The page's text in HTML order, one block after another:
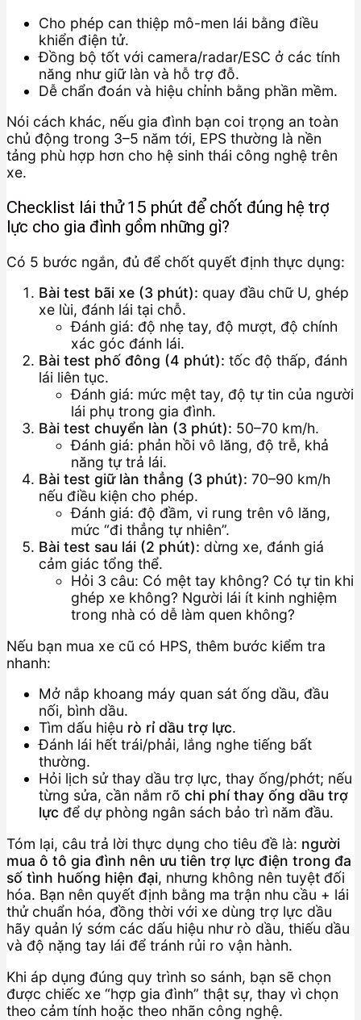
Cho phép can thiệp mô-men lái bằng điều
khiển điện tử.
Đồng bộ tốt với camera/radar/ESC ở các tính
năng như giữ làn và hỗ trợ đỗ.
Dễ chẩn đoán và hiệu chỉnh bằng phần mềm.
Nói cách khác, nếu gia đình bạn coi trọng an toàn
chủ động trong 3–5 năm tới, EPS thường là nền
tảng phù hợp hơn cho hệ sinh thái công nghệ trên
xe.
Checklist lái thử 15 phút để chốt đúng hệ trợ
lực cho gia đình gồm những gì?
Có 5 bước ngắn, đủ để chốt quyết định thực dụng:
Bài test bãi xe (3 phút): quay đầu chữ U, ghép
xe lùi, đánh lái tại chỗ.
Đánh giá: độ nhẹ tay, độ mượt, độ chính
xác góc đánh lái.
Bài test phố đông (4 phút): tốc độ thấp, đánh
lái liên tục.
Đánh giá: mức mệt tay, độ tự tin của người
lái phụ trong gia đình.
Bài test chuyển làn (3 phút): 50–70 km/h.
Đánh giá: phản hồi vô lăng, độ trễ, khả
năng tự trả lái.
Bài test giữ làn thẳng (3 phút): 70–90 km/h
nếu điều kiện cho phép.
Đánh giá: độ đầm, vi rung trên vô lăng,
mức “đi thẳng tự nhiên”.
Bài test sau lái (2 phút): dừng xe, đánh giá
cảm giác tổng thể.
Hỏi 3 câu: Có mệt tay không? Có tự tin khi
ghép xe không? Người lái ít kinh nghiệm
trong nhà có dễ làm quen không?
Nếu bạn mua xe cũ có HPS, thêm bước kiểm tra
nhanh:
Mở nắp khoang máy quan sát ống dầu, đầu
nối, bình dầu.
Tìm dấu hiệu rò rỉ dầu trợ lực.
Đánh lái hết trái/phải, lắng nghe tiếng bất
thường.
Hỏi lịch sử thay dầu trợ lực, thay ống/phớt; nếu
từng sửa, cần nắm rõ chi phí thay ống dầu trợ
lực để dự phòng ngân sách bảo trì năm đầu.
Tóm lại, câu trả lời thực dụng cho tiêu đề là: người
mua ô tô gia đình nên ưu tiên trợ lực điện trong đa
số tình huống hiện đại, nhưng không nên tuyệt đối
hóa. Bạn nên quyết định bằng ma trận nhu cầu + lái
thử chuẩn hóa, đồng thời với xe dùng trợ lực dầu
hãy quản lý sớm các dấu hiệu như rò dầu, thiếu dầu
và độ nặng tay lái để tránh rủi ro vận hành.
Khi áp dụng đúng quy trình so sánh, bạn sẽ chọn
được chiếc xe “hợp gia đình” thật sự, thay vì chọn
theo cảm tính hoặc theo nhãn công nghệ.